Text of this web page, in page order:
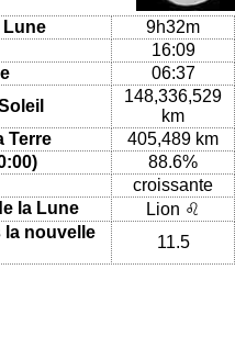
Lune
9h32m
16:09
06:37
148,336,529
km
Terre
405,489 km
88.6%
croissante
la Lune
Lion ♌
la nouvelle
11.5